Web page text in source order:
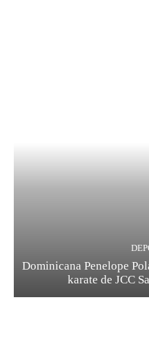
Dominicana Penelope
karate de JCC